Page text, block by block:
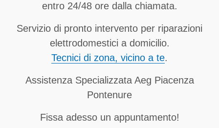
entro 24/48 ore dalla chiamata.
Servizio di pronto intervento per riparazioni
elettrodomestici a domicilio.
Tecnici di zona, vicino a te.
Assistenza Specializzata Aeg Piacenza
Pontenure
Fissa adesso un appuntamento!